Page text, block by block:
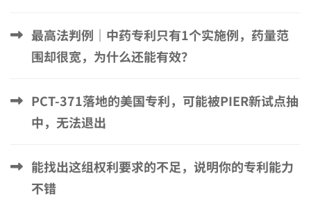
最高法判例｜中药专利只有1个实施例，药量范
围却很宽，为什么还能有效？
PCT-371落地的美国专利，可能被PIER新试点抽
中，无法退出
能找出这组权利要求的不足，说明你的专利能力
不错